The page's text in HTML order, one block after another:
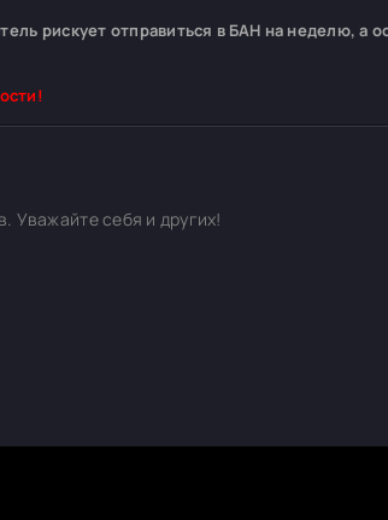
рискует отправиться в БАН на неделю, а
Уважайте себя и других!